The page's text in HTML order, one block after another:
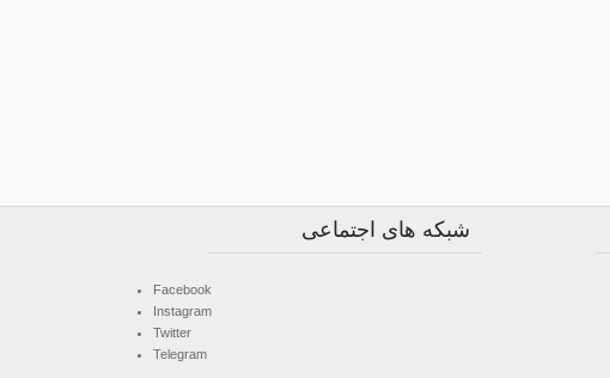
شبکه های اجتماعی
Facebook
Instagram
Twitter
Telegram